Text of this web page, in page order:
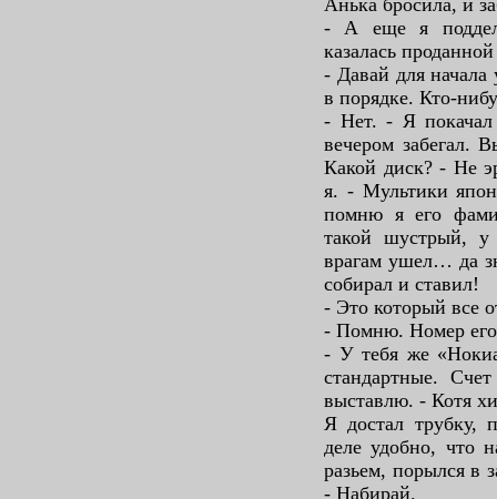
- А еще я
казалась
- Давай для начала
в порядке. Кто-
- Нет. - Я
вечером забегал.
Какой диск? - Не
я. - Мультики
помню я его
такой шустрый,
врагам ушел… да
собирал и ставил!
- Это который все
- Помню. Номер его
- У тебя же
стандартные.
выставлю. - Котя
Я достал трубку,
деле удобно, что
разьем, порылся в
- Набирай.